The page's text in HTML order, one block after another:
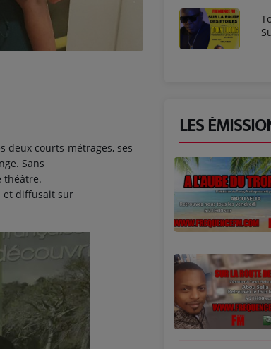
deux courts-métrages, ses
. Sans
théâtre.
et diffusait sur
LES